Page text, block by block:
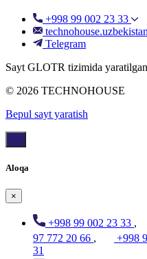
+998 99 002 23 33
Telegram
Sayt GLOTR tizimida yaratilgan
© 2026 TECHNOHOUSE
Bepul sayt yaratish
Aloqa
×
+998 99 002 23 33 ,
97 772 20 66 , +998
31